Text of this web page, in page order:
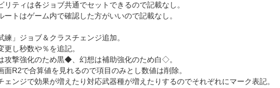
ティは各ジョブ共通でセットできるので記載なし。
トはゲーム内で確認した方がいいので記載なし。
」ジョブ＆クラスチェンジ追加。
し秒数や％を追記。
攻撃強化のため黒◆、幻想は補助強化のため白◇。
R2で合算値を見れるので項目のみとし数値は削除。
ェンジで効果が増えたり対応武器種が増えたりするのでそれぞれにマーク表記。